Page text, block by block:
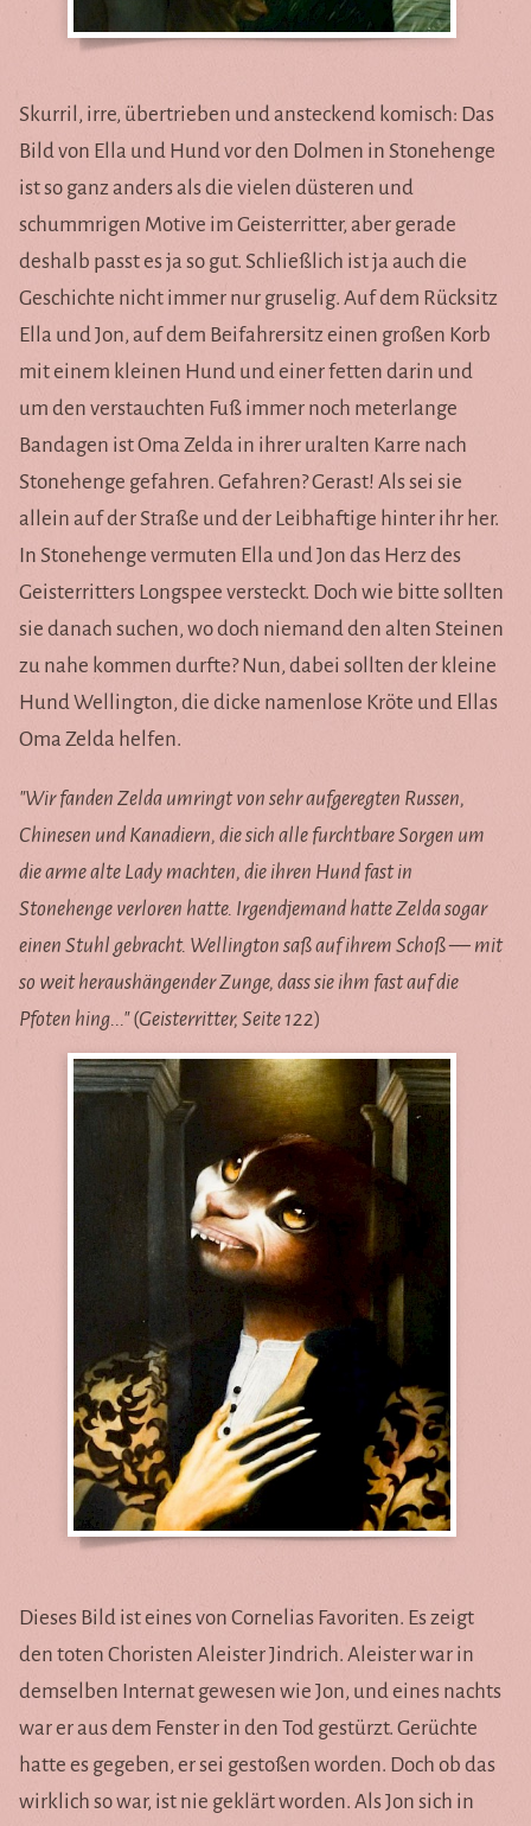
Skurril, irre, übertrieben und ansteckend komisch: Das
Bild von Ella und Hund vor den Dolmen in Stonehenge
ist so ganz anders als die vielen düsteren und
schummrigen Motive im Geisterritter, aber gerade
deshalb passt es ja so gut. Schließlich ist ja auch die
Geschichte nicht immer nur gruselig. Auf dem Rücksitz
Ella und Jon, auf dem Beifahrersitz einen großen Korb
mit einem kleinen Hund und einer fetten darin und
um den verstauchten Fuß immer noch meterlange
Bandagen ist Oma Zelda in ihrer uralten Karre nach
Stonehenge gefahren. Gefahren? Gerast! Als sei sie
allein auf der Straße und der Leibhaftige hinter ihr her.
In Stonehenge vermuten Ella und Jon das Herz des
Geisterritters Longspee versteckt. Doch wie bitte sollten
sie danach suchen, wo doch niemand den alten Steinen
zu nahe kommen durfte? Nun, dabei sollten der kleine
Hund Wellington, die dicke namenlose Kröte und Ellas
Oma Zelda helfen.
"Wir fanden Zelda umringt von sehr aufgeregten Russen,
Chinesen und Kanadiern, die sich alle furchtbare Sorgen um
die arme alte Lady machten, die ihren Hund fast in
Stonehenge verloren hatte. Irgendjemand hatte Zelda sogar
einen Stuhl gebracht. Wellington saß auf ihrem Schoß — mit
so weit heraushängender Zunge, dass sie ihm fast auf die
Pfoten hing..."(Geisterritter, Seite 122)
Dieses Bild ist eines von Cornelias Favoriten. Es zeigt
den toten Choristen Aleister Jindrich. Aleister war in
demselben Internat gewesen wie Jon, und eines nachts
war er aus dem Fenster in den Tod gestürzt. Gerüchte
hatte es gegeben, er sei gestoßen worden. Doch ob das
wirklich so war, ist nie geklärt worden. Als Jon sich in